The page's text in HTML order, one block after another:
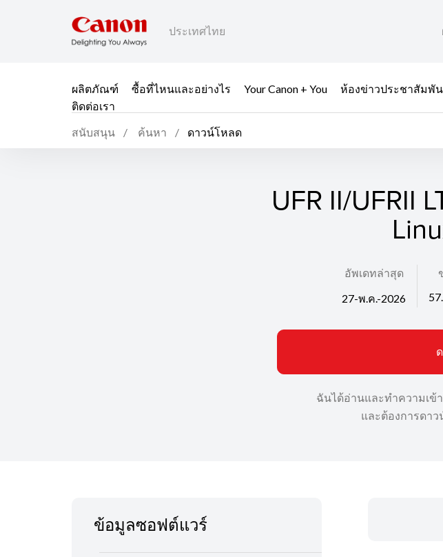
ประเทศไทย
ผลิตภัณฑ์ ซื้อที่ไหนและอย่างไร Your Canon + You ห้องข่าวประชาสัมพั
ติดต่อเรา
สนับสนุน ค้นหา ดาวน์โหลด
UFR II/UFRII
อัพเดทล่าสุด
27-พ.ค.-2026
ฉันได้อ่านและทำความเข้
และต้องการดา
ข้อมูลซอฟต์แวร์